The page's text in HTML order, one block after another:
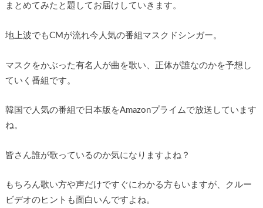
まとめてみたと題してお届けしていきます。
地上波でもCMが流れ今人気の番組マスクドシンガー。
マスクをかぶった有名人が曲を歌い、正体が誰なのかを予想し
ていく番組です。
韓国で人気の番組で日本版をAmazonプライムで放送しています
ね。
皆さん誰が歌っているのか気になりますよね？
もちろん歌い方や声だけですぐにわかる方もいますが、クルー
ビデオのヒントも面白いんですよね。